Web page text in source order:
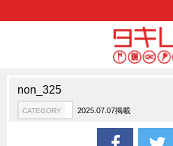
CATEGORY
新製品ロケットニュース
non_325
CATEGORY 2025.07.07掲載